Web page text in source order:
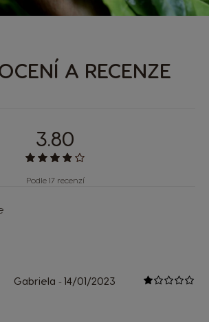
A RECENZE
3.80
Podle 17 recenzí
Gabriela - 14/01/2023